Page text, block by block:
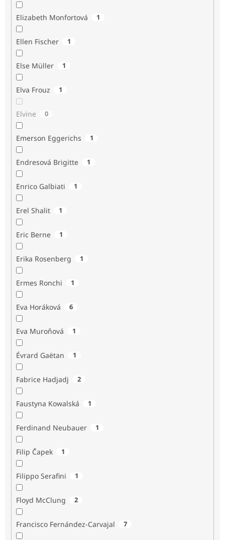
Elizabeth Monfortová 1
Ellen Fischer 1
Else Müller 1
Elva Frouz 1
Elvine 0
Emerson Eggerichs 1
Endresová Brigitte 1
Enrico Galbiati 1
Erel Shalit 1
Eric Berne 1
Erika Rosenberg 1
Ermes Ronchi 1
Eva Horáková 6
Eva Muroňová 1
Évrard Gaëtan 1
Fabrice Hadjadj 2
Faustyna Kowalská 1
Ferdinand Neubauer 1
Filip Čapek 1
Filippo Serafini 1
Floyd McClung 2
Francisco Fernández-Carvajal 7